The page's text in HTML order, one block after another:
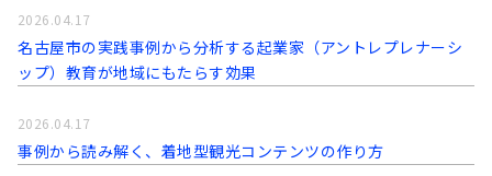
名古屋市の実践事例から分析する起業家（アントレプレナーシ
ップ）教育が地域にもたらす効果
2026.04.17
事例から読み解く、着地型観光コンテンツの作り方
2026.04.17